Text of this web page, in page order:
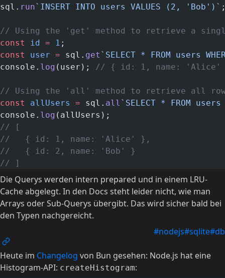
sql. run`INSERT INTO users VALUES (2, 'Bob')`
// Using the 'get' method to retrieve a
const
id = 1 ;
const
user = sql. get `SELECT * FROM users
console. log (user); // { id: 1, name: 'Alice'
// Using the 'all' method to retrieve all
const
allUsers = sql. all `SELECT * FROM
console. log (allUsers);
// [
//   { id: 1, name: 'Alice' },
//   { id: 2, name: 'Bob' }
// ]
Die Querys werden intern prepared und in einem LRU-
Cache abgelegt. In den Docs steht leider nicht, wie man
Arrays oder Sub-Querys übergibt. Das wird sicher bald bei
den Typen nachgereicht.
#nodejs#sqlite#db
Heute im Changelog von Bun gesehen: Node.js hat eine
Histogram-API: createHistogram: